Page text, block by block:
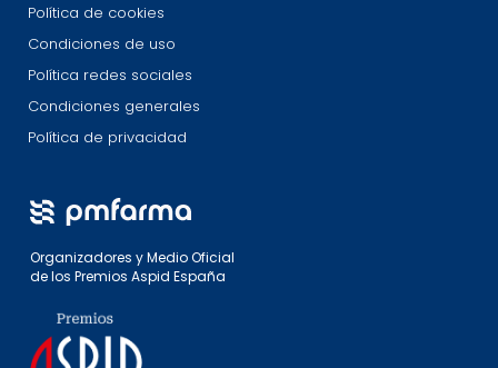
Política de cookies
Condiciones de uso
Política redes sociales
Condiciones generales
Política de privacidad
Organizadores y Medio Oficial
de los Premios Aspid España